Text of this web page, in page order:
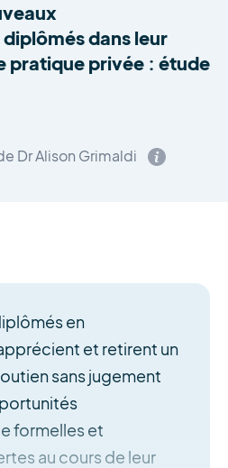
dans leur
pratique privée : étude
Dr Alison Grimaldi
en
et retirent un
sans jugement
formelles et
au cours de leur